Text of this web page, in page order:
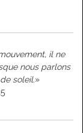
il ne
nous parlons
soleil.»